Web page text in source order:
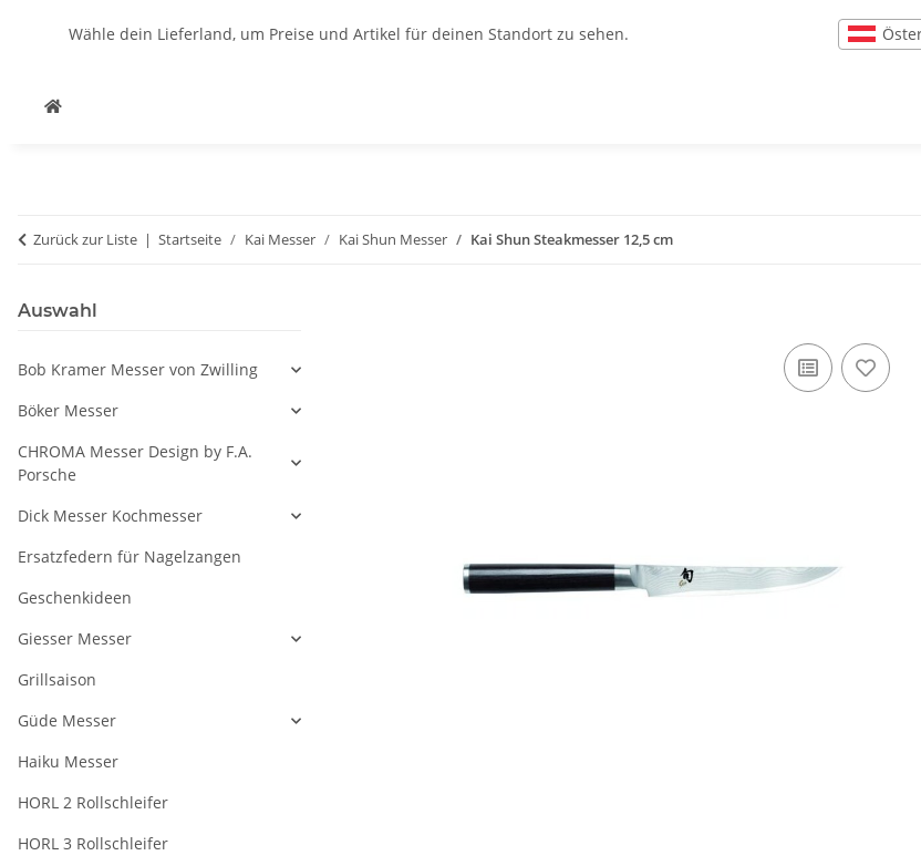
Wähle dein Lieferland, um Preise und Artikel für deinen Standort zu sehen.
Zurück zur Liste Startseite Kai Messer Kai Shun Messer Kai Shun Steakmesser 12,5 cm
Auswahl
Bob Kramer Messer von Zwilling
Böker Messer
CHROMA Messer Design by F.A.
Porsche
Dick Messer Kochmesser
Ersatzfedern für Nagelzangen
Geschenkideen
Giesser Messer
Grillsaison
Güde Messer
Haiku Messer
HORL 2 Rollschleifer
HORL 3 Rollschleifer